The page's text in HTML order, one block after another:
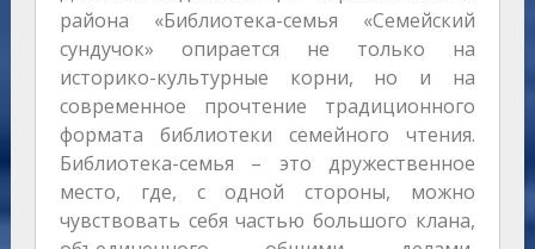
района «Библиотека-семья «Семейский
сундучок» опирается не только на
историко-культурные корни, но и на
современное прочтение традиционного
формата библиотеки семейного чтения.
Библиотека-семья – это дружественное
место, где, с одной стороны, можно
чувствовать себя частью большого клана,